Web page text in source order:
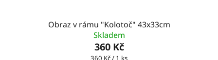
Obraz v rámu "Kolotoč" 43x33cm
Skladem
360 Kč
Měrná
360 Kč / 1 ks